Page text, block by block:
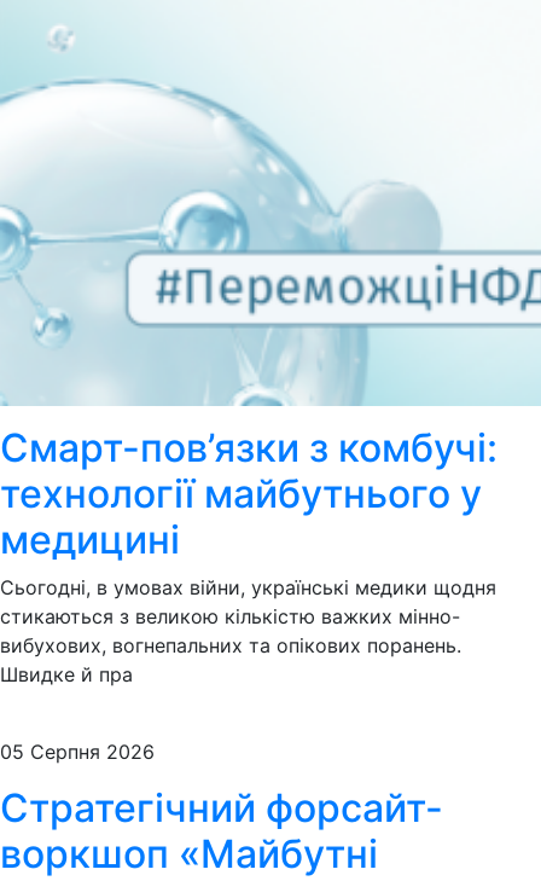
Смарт-пов’язки з комбучі:
технології майбутнього у
медицині
Сьогодні, в умовах війни, українські медики щодня
стикаються з великою кількістю важких мінно-
вибухових, вогнепальних та опікових поранень.
Швидке й пра
05 Серпня 2026
Стратегічний форсайт-
воркшоп «Майбутні